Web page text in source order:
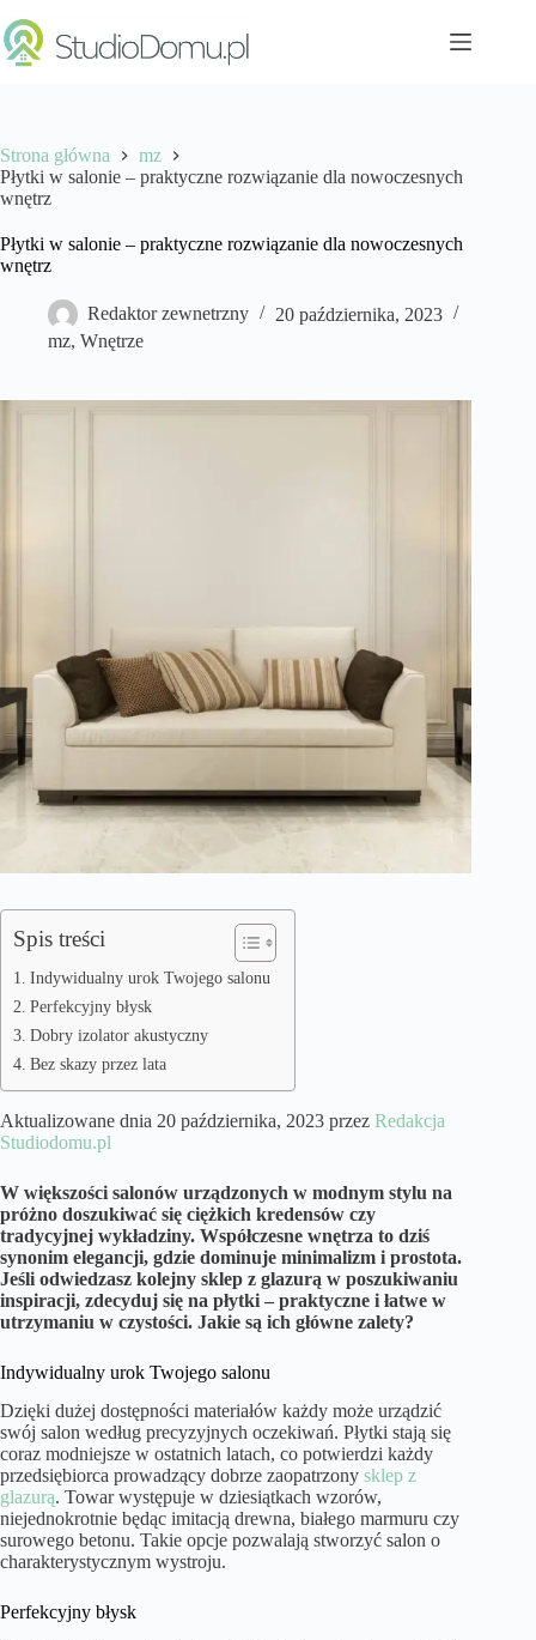
do
treści
Strona główna
mz
Płytki w salonie – praktyczne rozwiązanie dla nowoczesnych
wnętrz
Płytki w salonie – praktyczne rozwiązanie dla nowoczesnych
wnętrz
Redaktor zewnetrzny
20 października, 2023
mz, Wnętrze
Spis treści
Indywidualny urok Twojego salonu
Perfekcyjny błysk
Dobry izolator akustyczny
Bez skazy przez lata
Aktualizowane dnia 20 października, 2023 przez Redakcja
Studiodomu.pl
W większości salonów urządzonych w modnym stylu na
próżno doszukiwać się ciężkich kredensów czy
tradycyjnej wykładziny. Współczesne wnętrza to dziś
synonim elegancji, gdzie dominuje minimalizm i prostota.
Jeśli odwiedzasz kolejny sklep z glazurą w poszukiwaniu
inspiracji, zdecyduj się na płytki – praktyczne i łatwe w
utrzymaniu w czystości. Jakie są ich główne zalety?
Indywidualny urok Twojego salonu
Dzięki dużej dostępności materiałów każdy może urządzić
swój salon według precyzyjnych oczekiwań. Płytki stają się
coraz modniejsze w ostatnich latach, co potwierdzi każdy
przedsiębiorca prowadzący dobrze zaopatrzony sklep z
glazurą. Towar występuje w dziesiątkach wzorów,
niejednokrotnie będąc imitacją drewna, białego marmuru czy
surowego betonu. Takie opcje pozwalają stworzyć salon o
charakterystycznym wystroju.
Perfekcyjny błysk